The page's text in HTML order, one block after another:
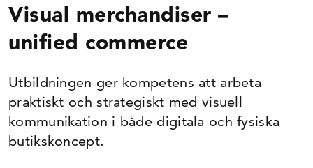
Visual merchandiser –
unified commerce
Utbildningen ger kompetens att arbeta
praktiskt och strategiskt med visuell
kommunikation i både digitala och fysiska
butikskoncept.